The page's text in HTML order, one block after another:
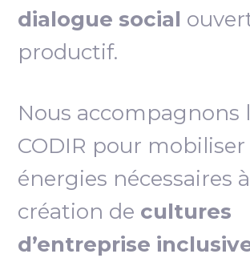
dialogue social
productif.
Nous accompagnons
CODIR pour mobiliser
énergies nécessaires
création de cultures
d’entreprise